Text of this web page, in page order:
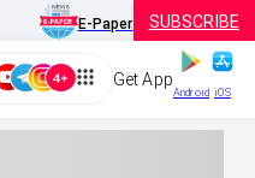
E-Paper SUBSCRIBE
Get App
Android iOS